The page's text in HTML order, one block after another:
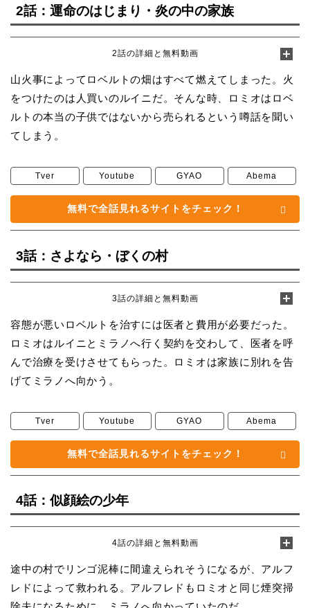
2話：運命のはじまり・炎の中の家族
2話の詳細と無料動画
山火事によってロベルトの畑はすべて燃えてしまった。火
をつけたのは人買いのルイニだ。そんな時、ロミオはロベ
ルトの本当の子供ではないから売られるという噂話を聞い
てしまう。
Tver Youtube GYAO Abema
無料で全話見れるサイトをチェック！
3話：さよなら・ぼくの村
3話の詳細と無料動画
容態が悪いロベルトを治すには医者と費用が必要だった。
ロミオはルイニとミラノへ行く契約を交わして、医者を呼
んで治療を受けさせてもらった。ロミオは家族に別れを告
げてミラノへ向かう。
Tver Youtube GYAO Abema
無料で全話見れるサイトをチェック！
4話：似顔絵の少年
4話の詳細と無料動画
途中の村でリンゴ泥棒に間違えられそうになるが、アルフ
レドによって救われる。アルフレドもロミオと同じ煙突掃